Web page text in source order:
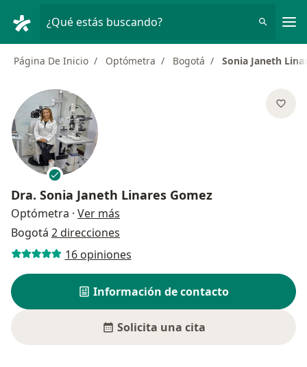
¿Qué estás buscando?
Página De Inicio Optómetra Bogotá Sonia Janeth
Dra. Sonia Janeth Linares Gomez
Optómetra · Ver más
Bogotá 2 direcciones
16 opiniones
Información de contacto
Solicita una cita